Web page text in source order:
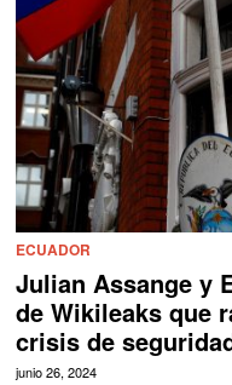
ECUADOR
Julian Assange y
de Wikileaks que
crisis de
junio 26, 2024